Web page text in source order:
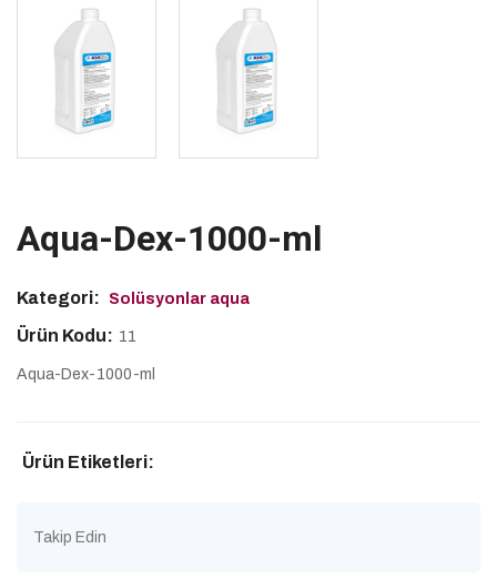
Aqua-Dex-1000-ml
Kategori: Solüsyonlar aqua
Ürün Kodu: 11
Aqua-Dex-1000-ml
Ürün Etiketleri:
Takip Edin